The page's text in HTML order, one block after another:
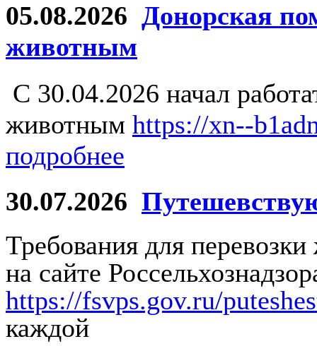
05.08.2026 Донорская
животным
С 30.04.2026 начал
животным https://xn--
подробнее
30.07.2026
Требования для
на сайте
https://fsvps.gov.ru/
каждой